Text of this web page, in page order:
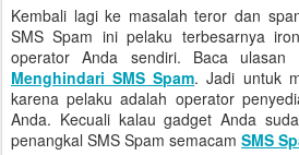
Kembali lagi ke masalah teror dan
SMS Spam ini pelaku terbesarnya
operator Anda sendiri. Baca
Menghindari SMS Spam. Jadi untuk
karena pelaku adalah operator
Anda. Kecuali kalau gadget Anda
penangkal SMS Spam semacam SMS